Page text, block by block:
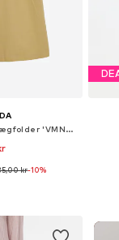
Wide Leg Bukser med lægfolder 'VMNova'
kr-10%